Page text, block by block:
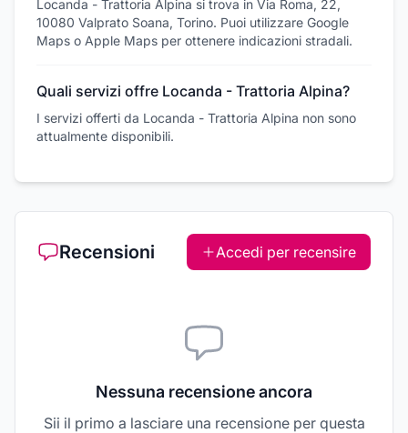
Locanda - Trattoria Alpina si trova in Via Roma, 22,
10080 Valprato Soana, Torino. Puoi utilizzare Google
Maps o Apple Maps per ottenere indicazioni stradali.
Quali servizi offre Locanda - Trattoria Alpina?
I servizi offerti da Locanda - Trattoria Alpina non sono
attualmente disponibili.
Recensioni Accedi per recensire
Nessuna recensione ancora
Sii il primo a lasciare una recensione per questa